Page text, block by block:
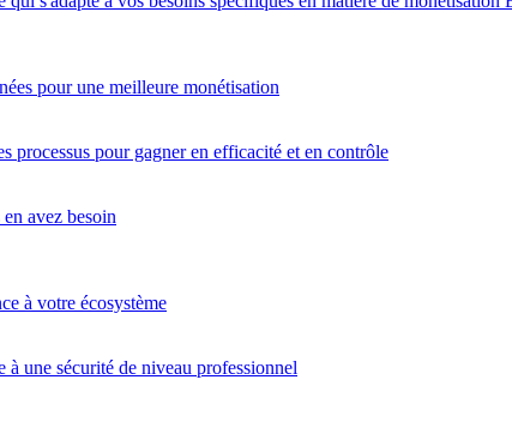
pour une meilleure monétisation
processus pour gagner en efficacité et en contrôle
avez besoin
à votre écosystème
à une sécurité de niveau professionnel